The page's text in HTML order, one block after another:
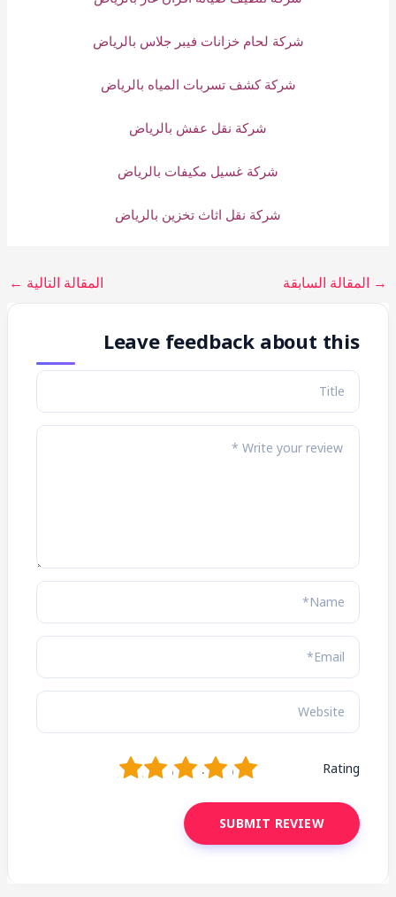
شركة لحام خزانات فيبر جلاس بالرياض
شركة كشف تسربات المياه بالرياض
شركة نقل عفش بالرياض
شركة غسيل مكيفات بالرياض
شركة نقل اثاث تخزين بالرياض
→ المقالة السابقة المقالة التالية ←
Leave feedback about this
Rating
5
4
3
2